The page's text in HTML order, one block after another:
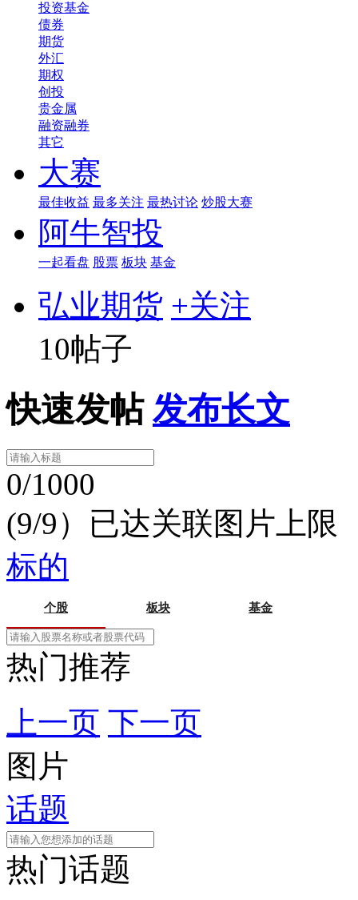
投资基金
债券
期货
外汇
期权
创投
贵金属
融资融券
其它
大赛
最佳收益 最多关注 最热讨论 炒股大赛
阿牛智投
一起看盘 股票 板块 基金
弘业期货 +关注
10帖子
快速发帖 发布长文
0/1000
(9/9）已达关联图片上限
标的
个股 板块 基金
热门推荐
上一页 下一页
图片
话题
热门话题